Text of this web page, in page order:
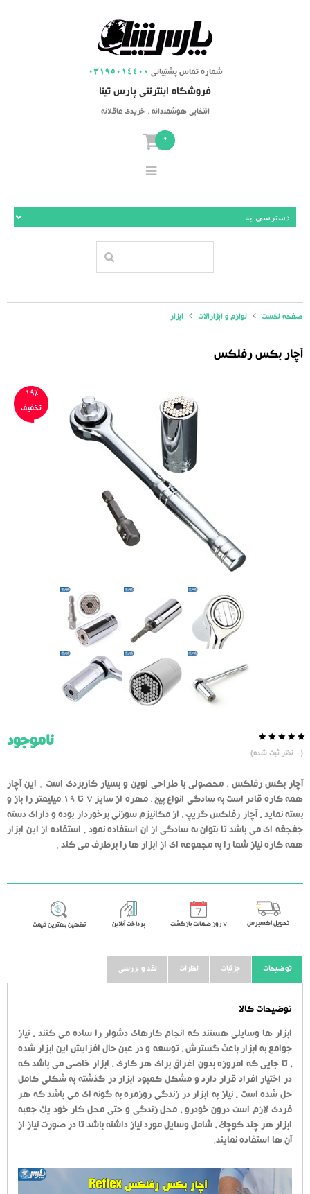
03195014400 شماره تماس پشتیبانی
فروشگاه اینترنتی پارس تینا
انتخابی هوشمندانه ، خریدی عاقلانه
0
صفحه نخست لوازم و ابزارآلات ابزار
آچار بکس رفلکس
19%
تخفیف
از
50
رای
دهنده
(
0 نظر ثبت شده)
ناموجود
آچار بکس رفلکس ، محصولی با طراحی نوین و بسیار کاربردی است . این آچار
همه کاره قادر است به سادگی انواع پیچ ، مهره از سایز 7 تا 19 میلیمتر را باز و
بسته نماید . آچار رفلکس گریپ ، از مکانیزم سوزنی برخوردار بوده و دارای دسته
جغجغه ای می باشد تا بتوان به سادگی از آن استفاده نمود . استفاده از این ابزار
همه کاره نیاز شما را به مجموعه ای از ابزار ها را برطرف می کند .
تحویل اکسپرس ٧ روز ضمانت بازگشت پرداخت آنلاین تضمین بهترین قیمت
توضیحات جزئیات نظرات نقد و بررسی
توضیحات کالا
ابزار ها وسایلی هستند که انجام کارهای دشوار را ساده می کنند . نیاز
جوامع به ابزار باعث گسترش ، توسعه و در عین حال افزایش این ابزار شده
، تا جایی که امروزه بدون اغراق برای هر کاری ، ابزار خاصی می باشد که
در اختیار افراد قرار دارد و مشکل کمبود ابزار در گذشته به شکلی کامل
حل شده است . نیاز به ابزار در زندگی روزمره به گونه ای می باشد که هر
فردی لازم است درون خودرو ، محل زندگی و حتی محل کار خود یک جعبه
ابزار هر چند کوچک ، شامل وسایل مورد نیاز داشته باشد تا در صورت نیاز از
آن ها استفاده نمایند.